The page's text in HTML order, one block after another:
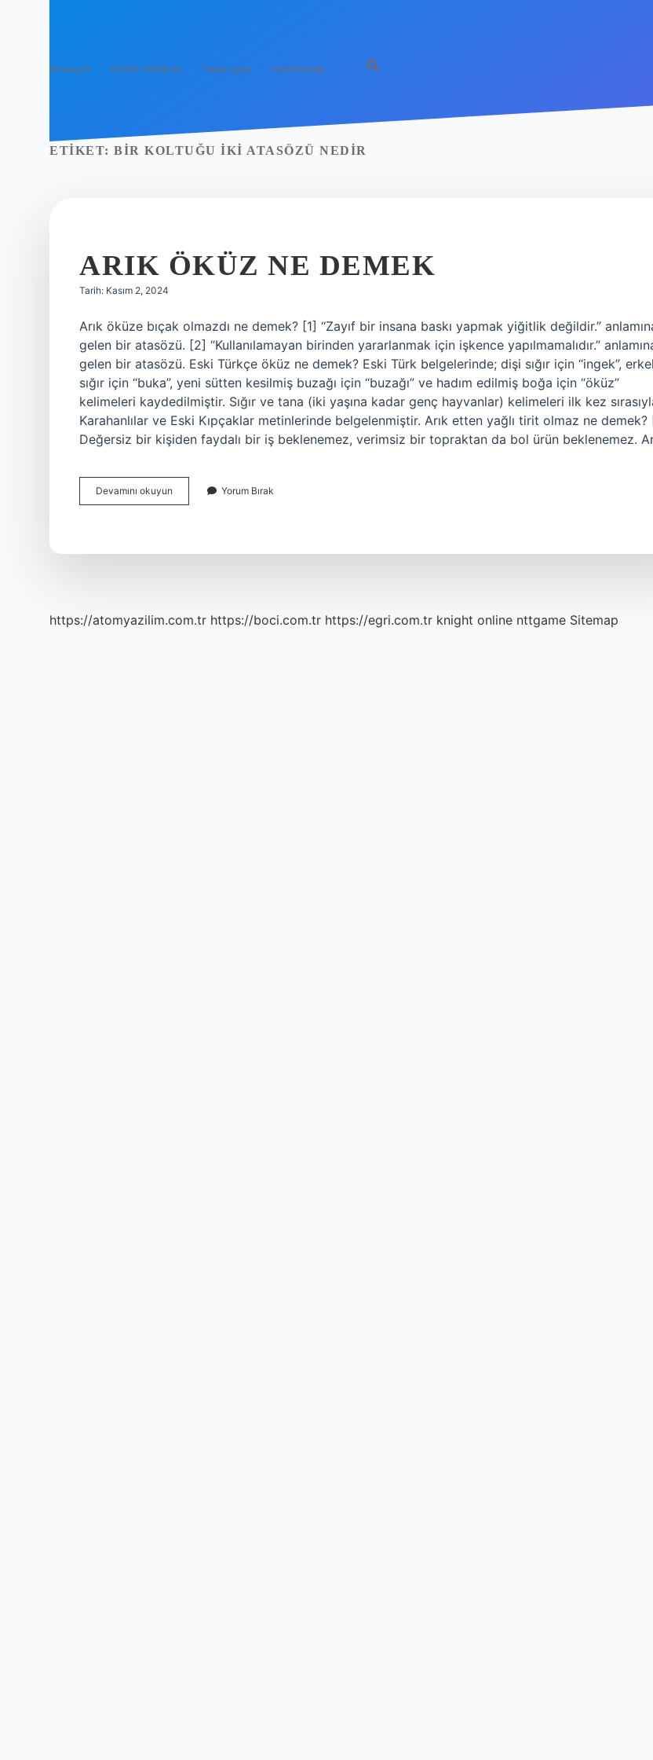
Anasayfa Gizlilik Politikası Yasal Uyarı Hakkımızda
ETIKET: BIR KOLTUĞU IKI ATASÖZÜ NEDIR
ARIK ÖKÜZ NE DEMEK
Tarih: Kasım 2, 2024
Arık öküze bıçak olmazdı ne demek? [1] “Zayıf bir insana baskı yapmak yiğitlik değildir.”
gelen bir atasözü. [2] “Kullanılamayan birinden yararlanmak için işkence yapılmamalıdır.”
gelen bir atasözü. Eski Türkçe öküz ne demek? Eski Türk belgelerinde; dişi sığır için “ingek”,
sığır için “buka”, yeni sütten kesilmiş buzağı için “buzağı” ve hadım edilmiş boğa için “öküz”
kelimeleri kaydedilmiştir. Sığır ve tana (iki yaşına kadar genç hayvanlar) kelimeleri ilk kez
Karahanlılar ve Eski Kıpçaklar metinlerinde belgelenmiştir. Arık etten yağlı tirit olmaz ne demek?
Değersiz bir kişiden faydalı bir iş beklenemez, verimsiz bir topraktan da bol ürün beklenemez.
Devamını okuyun
Öküz
Yorum Bırak
https://atomyazilim.com.tr https://boci.com.tr https://egri.com.tr knight online nttgame Sitemap